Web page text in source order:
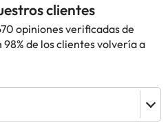
clientes
opiniones verificadas de
de los clientes volvería a